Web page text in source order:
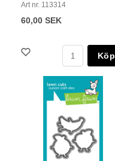
Art nr. 113314
60,00 SEK
Köp